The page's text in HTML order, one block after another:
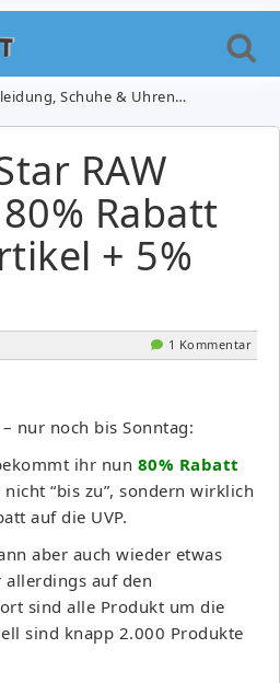
Schuhe & Uhren
RAW
Rabatt
+ 5%
1 Kommentar
nur noch bis Sonntag:
ihr nun 80% Rabatt
nicht “bis zu”, sondern wirklich
auf die UVP.
aber auch wieder etwas
auf den
sind alle Produkt um die
sind knapp 2.000 Produkte